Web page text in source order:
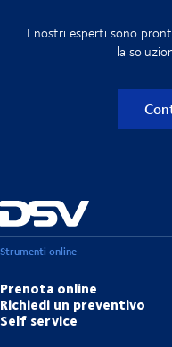
I nostri esperti sono
la
Strumenti online
Prenota online
Richiedi un preventivo
Self service